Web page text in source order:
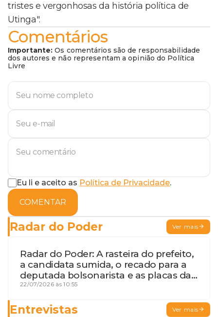
tristes e vergonhosas da história política de
Utinga".
Comentários
Importante: Os comentários são de responsabilidade
dos autores e não representam a opinião do Política
Livre
Eu li e aceito as Política de Privacidade.
COMENTAR
Radar do Poder Ver mais
Radar do Poder: A rasteira do prefeito,
a candidata sumida, o recado para a
deputada bolsonarista e as placas da
discórdia
22/07/2026 às 10:55
Entrevistas Ver mais